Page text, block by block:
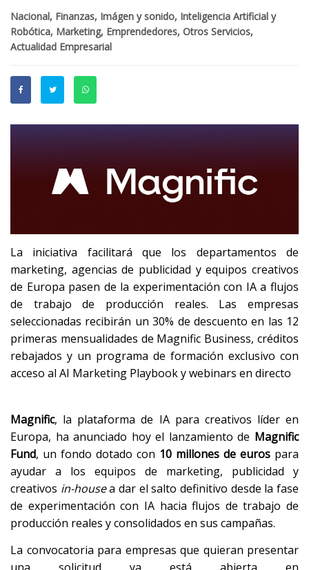
Nacional, Finanzas, Imágen y sonido, Inteligencia Artificial y
Robótica, Marketing, Emprendedores, Otros Servicios,
Actualidad Empresarial
La iniciativa facilitará que los departamentos de
marketing, agencias de publicidad y equipos creativos
de Europa pasen de la experimentación con IA a flujos
de trabajo de producción reales. Las empresas
seleccionadas recibirán un 30% de descuento en las 12
primeras mensualidades de Magnific Business, créditos
rebajados y un programa de formación exclusivo con
acceso al AI Marketing Playbook y webinars en directo
Magnific, la plataforma de IA para creativos líder en
Europa, ha anunciado hoy el lanzamiento de Magnific
Fund, un fondo dotado con 10 millones de euros para
ayudar a los equipos de marketing, publicidad y
creativos in-housea dar el salto definitivo desde la fase
de experimentación con IA hacia flujos de trabajo de
producción reales y consolidados en sus campañas.
La convocatoria para empresas que quieran presentar